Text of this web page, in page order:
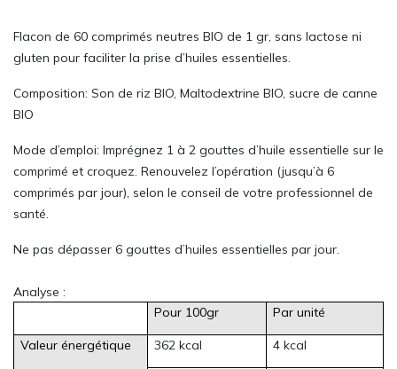
Flacon de 60 comprimés neutres BIO de 1 gr, sans lactose ni
gluten pour faciliter la prise d’huiles essentielles.
Composition: Son de riz BIO, Maltodextrine BIO, sucre de canne
BIO
Mode d’emploi: Imprégnez 1 à 2 gouttes d’huile essentielle sur le
comprimé et croquez. Renouvelez l’opération (jusqu’à 6
comprimés par jour), selon le conseil de votre professionnel de
santé.
Ne pas dépasser 6 gouttes d’huiles essentielles par jour.
Analyse :
Pour 100gr
Par unité
Valeur énergétique 362 kcal 4 kcal